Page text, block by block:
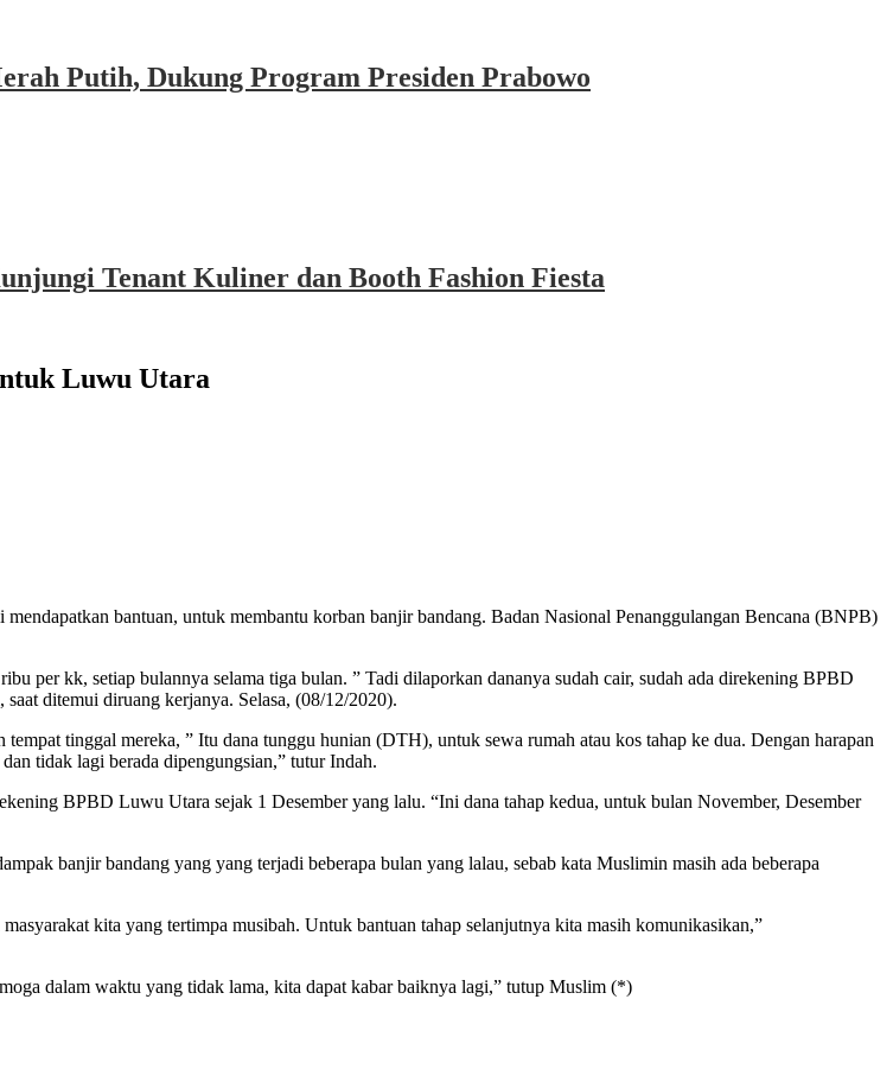
Putih, Dukung Program Presiden Prabowo
Tenant Kuliner dan Booth Fashion Fiesta
Luwu Utara
bantuan, untuk membantu korban banjir bandang. Badan Nasional Penanggulangan Bencana (BNPB)
per kk, setiap bulannya selama tiga bulan. ” Tadi dilaporkan dananya sudah cair, sudah ada direkening BPBD
ditemui diruang kerjanya. Selasa, (08/12/2020).
tinggal mereka, ” Itu dana tunggu hunian (DTH), untuk sewa rumah atau kos tahap ke dua. Dengan harapan
tidak lagi berada dipengungsian,” tutur Indah.
BPBD Luwu Utara sejak 1 Desember yang lalu. “Ini dana tahap kedua, untuk bulan November, Desember
banjir bandang yang yang terjadi beberapa bulan yang lalau, sebab kata Muslimin masih ada beberapa
kita yang tertimpa musibah. Untuk bantuan tahap selanjutnya kita masih komunikasikan,”
dalam waktu yang tidak lama, kita dapat kabar baiknya lagi,” tutup Muslim (*)